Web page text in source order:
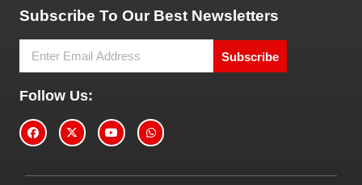
Subscribe To Our Best Newsletters
Subscribe
Follow Us: